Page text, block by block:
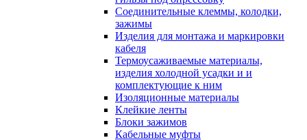
Соединительные клеммы, колодки,
зажимы
Изделия для монтажа и маркировки
кабеля
Термоусаживаемые материалы,
изделия холодной усадки и и
комплектующие к ним
Изоляционные материалы
Клейкие ленты
Блоки зажимов
Кабельные муфты